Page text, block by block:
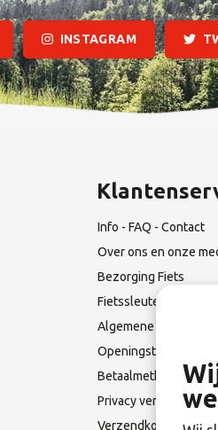
INSTAGRAM
Info - FAQ - Contact
Over ons en onze
Bezorging Fiets
Fietssleutel Verloren?
Algemene Leverings
Openingstijden &
Betaalmethoden
Privacy verklaring
Verzendkosten en